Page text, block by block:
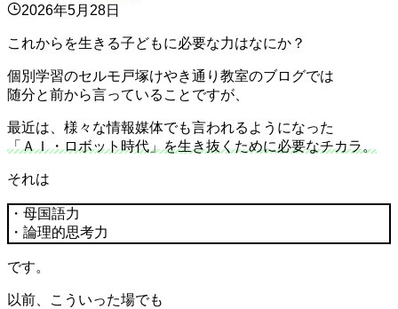
2026年5月28日
これからを生きる子どもに必要な力はなにか？
個別学習のセルモ戸塚けやき通り教室のブログでは
随分と前から言っていることですが、
最近は、様々な情報媒体でも言われるようになった
「ＡＩ・ロボット時代」を生き抜くために必要なチカラ。
それは
・母国語力
・論理的思考力
です。
以前、こういった場でも